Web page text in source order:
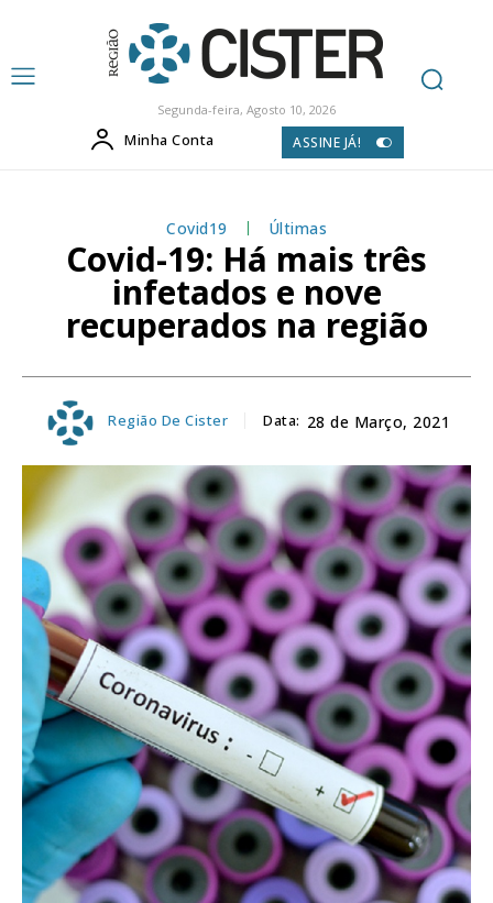
Segunda-feira, Agosto 10, 2026
Minha Conta ASSINE JÁ!
Covid19 Últimas
Covid-19: Há mais três
infetados e nove
recuperados na região
Região De Cister Data: 28 de Março, 2021